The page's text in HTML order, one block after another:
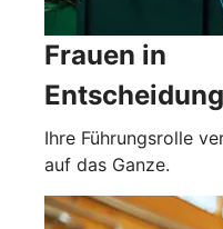
Frauen in
Ihre Führungsrolle
auf das Ganze.